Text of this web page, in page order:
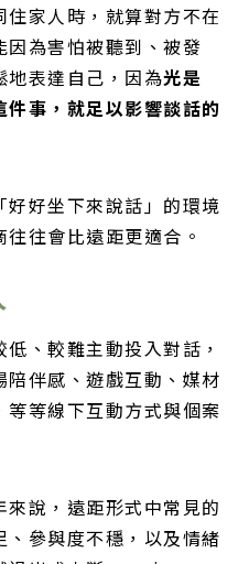
家人時，就算對方不在
因為害怕被聽到、被發
地表達自己，因為光是
件事，就足以影響談話的
好好坐下來說話」的環境
往會比遠距更適合。
、較難主動投入對話，
陪伴感、遊戲互動、媒材
等等線下互動方式與個案
來說，遠距形式中常見的
、參與度不穩，以及情緒